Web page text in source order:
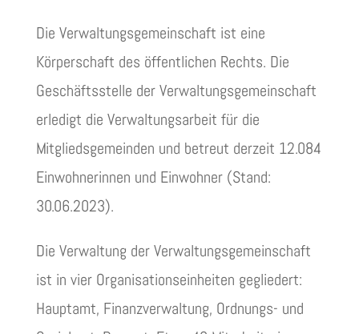
Die Verwaltungsgemeinschaft ist eine
Körperschaft des öffentlichen Rechts. Die
Geschäftsstelle der Verwaltungsgemeinschaft
erledigt die Verwaltungsarbeit für die
Mitgliedsgemeinden und betreut derzeit 12.084
Einwohnerinnen und Einwohner (Stand:
30.06.2023).
Die Verwaltung der Verwaltungsgemeinschaft
ist in vier Organisationseinheiten gegliedert:
Hauptamt, Finanzverwaltung, Ordnungs- und